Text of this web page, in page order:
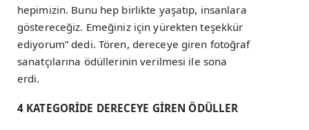
hepimizin. Bunu hep birlikte yaşatıp, insanlara
göstereceğiz. Emeğiniz için yürekten teşekkür
ediyorum” dedi. Tören, dereceye giren fotoğraf
sanatçılarına ödüllerinin verilmesi ile sona
erdi.
4 KATEGORİDE DERECEYE GİREN ÖDÜLLER